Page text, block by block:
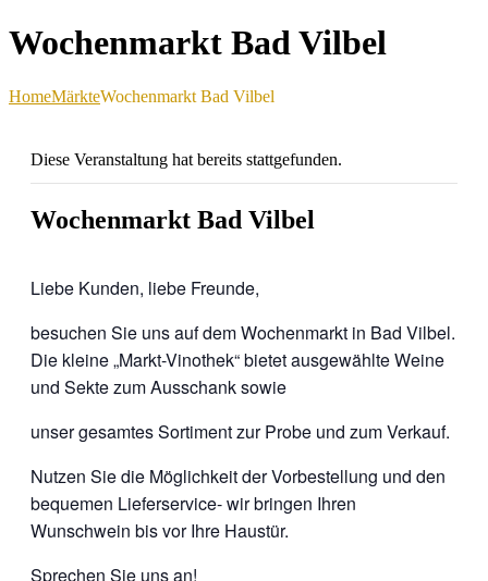
Wochenmarkt Bad Vilbel
HomeMärkteWochenmarkt Bad Vilbel
Diese Veranstaltung hat bereits stattgefunden.
Wochenmarkt Bad Vilbel
Liebe Kunden, liebe Freunde,
besuchen Sie uns auf dem Wochenmarkt in Bad Vilbel.
Die kleine „Markt-Vinothek“ bietet ausgewählte Weine
und Sekte zum Ausschank sowie
unser gesamtes Sortiment zur Probe und zum Verkauf.
Nutzen Sie die Möglichkeit der Vorbestellung und den
bequemen Lieferservice- wir bringen Ihren
Wunschwein bis vor Ihre Haustür.
Sprechen Sie uns an!